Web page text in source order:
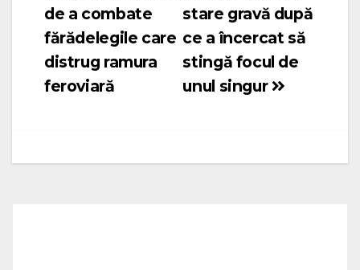
stare gravă după
ce a încercat să
stingă focul de
unul singur
de a combate
fărădelegile care
distrug ramura
feroviară